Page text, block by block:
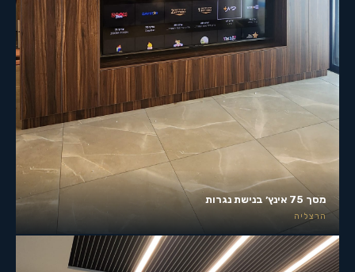
מסך 75 אינץ׳ בנישת נגרות
הרצליה